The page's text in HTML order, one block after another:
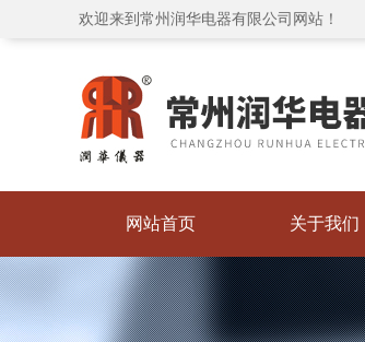
欢迎来到常州润华电器有限公司网站！
网站首页 关于我们